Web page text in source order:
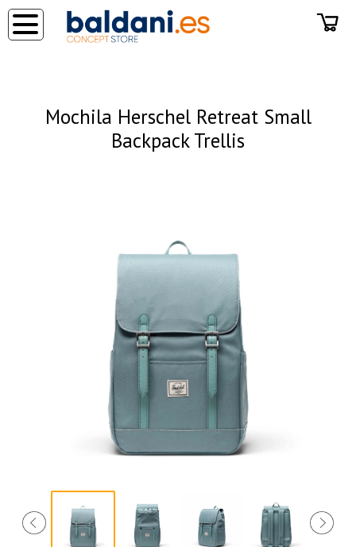
Mochila Herschel Retreat Small
Backpack Trellis